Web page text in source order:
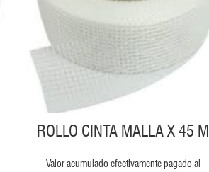
ROLLO CINTA MALLA X 45 M
Valor acumulado efectivamente pagado al